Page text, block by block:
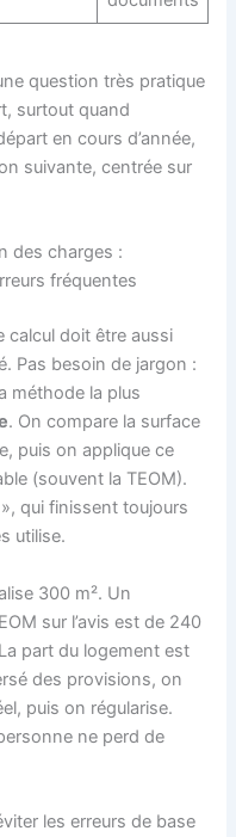
question très pratique
surtout quand
en cours d’année,
suivante, centrée sur
des charges :
fréquentes
calcul doit être aussi
Pas besoin de jargon :
méthode la plus
. On compare la surface
puis on applique ce
(souvent la TEOM).
qui finissent toujours
utilise.
300 m². Un
sur l’avis est de 240
part du logement est
des provisions, on
puis on régularise.
ne perd de
les erreurs de base